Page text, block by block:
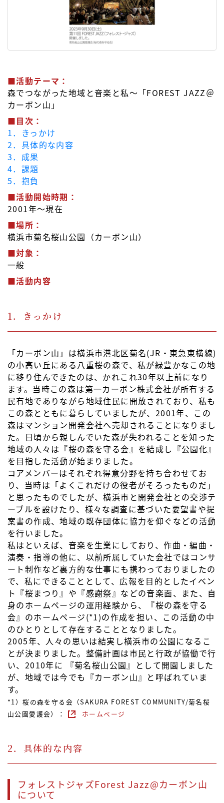
■活動テーマ：
森でつながった地域と音楽と私〜「FOREST JAZZ＠
カーボン山」
■目次：
1．きっかけ
2．具体的な内容
3．成果
4．課題
5．抱負
■活動開始時期：
2001年～現在
■場所：
横浜市菊名桜山公園（カーボン山）
■対象：
一般
■活動内容
1．きっかけ
「カーボン山」は横浜市港北区菊名(JR・東急東横線)
の小高い丘にある八重桜の森で、私が緑豊かなこの地
に移り住んできたのは、かれこれ30年以上前になり
ます。当時この森は第一カーボン株式会社が所有する
民有地でありながら地域住民に開放されており、私も
この森とともに暮らしていましたが、2001年、この
森はマンション開発会社へ売却されることになりまし
た。日頃から親しんでいた森が失われることを知った
地域の人々は『桜の森を守る会』を結成し『公園化』
を目指した活動が始まりました。
コアメンバーはそれぞれ得意分野を持ち合わせてお
り、当時は「よくこれだけの役者がそろったものだ」
と思ったものでしたが、横浜市と開発会社との交渉テ
ーブルを設けたり、様々な調査に基づいた要望書や提
案書の作成、地域の既存団体に協力を仰ぐなどの活動
を行いました。
私はといえば、音楽を生業にしており、作曲・編曲・
演奏・指導の他に、以前所属していた会社ではコンサ
ート制作など裏方的な仕事にも携わっておりましたの
で、私にできることとして、広報を目的としたイベン
ト『桜まつり』や『感謝祭』などの音楽面、また、自
身のホームページの運用経験から、『桜の森を守る
会』のホームページ(*1)の作成を担い、この活動の中
のひとりとして存在することとなりました。
2005年、人々の思いは結実し横浜市の公園になるこ
とが決まりました。整備計画は市民と行政が協働で行
い、2010年に 『菊名桜山公園』として開園しました
が、地域では今でも『カーボン山』と呼ばれていま
す。
*1）桜の森を守る会（SAKURA FOREST COMMUNITY/菊名桜
山公園愛護会）：
ホームページ
2．具体的な内容
フォレストジャズForest Jazz@カーボン山
について